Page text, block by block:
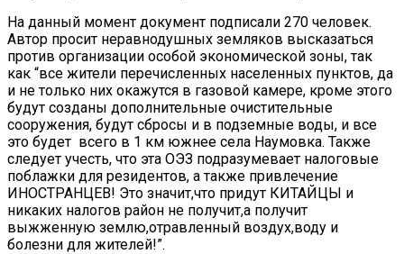
На данный момент документ подписали 270 человек.
Автор просит неравнодушных земляков высказаться
против организации особой экономической зоны, так
как “все жители перечисленных населенных пунктов, да
и не только них окажутся в газовой камере, кроме этого
будут созданы дополнительные очистительные
сооружения, будут сбросы и в подземные воды, и все
это будет всего в 1 км южнее села Наумовка. Также
следует учесть, что эта ОЭЗ подразумевает налоговые
поблажки для резидентов, а также привлечение
ИНОСТРАНЦЕВ! Это значит,что придут КИТАЙЦЫ и
никаких налогов район не получит,а получит
выжженную землю,отравленный воздух,воду и
болезни для жителей!”.